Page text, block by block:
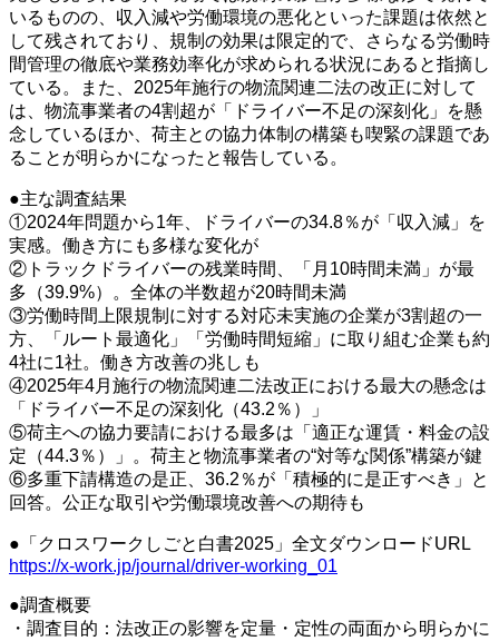
いるものの、収入減や労働環境の悪化といった課題は依然と
して残されており、規制の効果は限定的で、さらなる労働時
間管理の徹底や業務効率化が求められる状況にあると指摘し
ている。また、2025年施行の物流関連二法の改正に対して
は、物流事業者の4割超が「ドライバー不足の深刻化」を懸
念しているほか、荷主との協力体制の構築も喫緊の課題であ
ることが明らかになったと報告している。
●主な調査結果
①2024年問題から1年、ドライバーの34.8％が「収入減」を
実感。働き方にも多様な変化が
②トラックドライバーの残業時間、「月10時間未満」が最
多（39.9%）。全体の半数超が20時間未満
③労働時間上限規制に対する対応未実施の企業が3割超の一
方、「ルート最適化」「労働時間短縮」に取り組む企業も約
4社に1社。働き方改善の兆しも
④2025年4月施行の物流関連二法改正における最大の懸念は
「ドライバー不足の深刻化（43.2％）」
⑤荷主への協力要請における最多は「適正な運賃・料金の設
定（44.3％）」。荷主と物流事業者の“対等な関係”構築が鍵
⑥多重下請構造の是正、36.2％が「積極的に是正すべき」と
回答。公正な取引や労働環境改善への期待も
●「クロスワークしごと白書2025」全文ダウンロードURL
https://x-work.jp/journal/driver-working_01
●調査概要
・調査目的：法改正の影響を定量・定性の両面から明らかに